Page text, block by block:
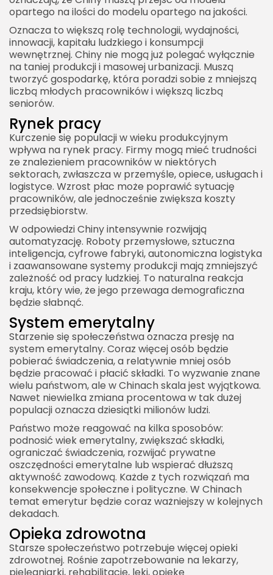
opartego na ilości do modelu opartego na jakości.
Oznacza to większą rolę technologii, wydajności,
innowacji, kapitału ludzkiego i konsumpcji
wewnętrznej. Chiny nie mogą już polegać wyłącznie
na taniej produkcji i masowej urbanizacji. Muszą
tworzyć gospodarkę, która poradzi sobie z mniejszą
liczbą młodych pracowników i większą liczbą
seniorów.
Rynek pracy
Kurczenie się populacji w wieku produkcyjnym
wpływa na rynek pracy. Firmy mogą mieć trudności
ze znalezieniem pracowników w niektórych
sektorach, zwłaszcza w przemyśle, opiece, usługach i
logistyce. Wzrost płac może poprawić sytuację
pracowników, ale jednocześnie zwiększa koszty
przedsiębiorstw.
W odpowiedzi Chiny intensywnie rozwijają
automatyzację. Roboty przemysłowe, sztuczna
inteligencja, cyfrowe fabryki, autonomiczna logistyka
i zaawansowane systemy produkcji mają zmniejszyć
zależność od pracy ludzkiej. To naturalna reakcja
kraju, który wie, że jego przewaga demograficzna
będzie słabnąć.
System emerytalny
Starzenie się społeczeństwa oznacza presję na
system emerytalny. Coraz więcej osób będzie
pobierać świadczenia, a relatywnie mniej osób
będzie pracować i płacić składki. To wyzwanie znane
wielu państwom, ale w Chinach skala jest wyjątkowa.
Nawet niewielka zmiana procentowa w tak dużej
populacji oznacza dziesiątki milionów ludzi.
Państwo może reagować na kilka sposobów:
podnosić wiek emerytalny, zwiększać składki,
ograniczać świadczenia, rozwijać prywatne
oszczędności emerytalne lub wspierać dłuższą
aktywność zawodową. Każde z tych rozwiązań ma
konsekwencje społeczne i polityczne. W Chinach
temat emerytur będzie coraz ważniejszy w kolejnych
dekadach.
Opieka zdrowotna
Starsze społeczeństwo potrzebuje więcej opieki
zdrowotnej. Rośnie zapotrzebowanie na lekarzy,